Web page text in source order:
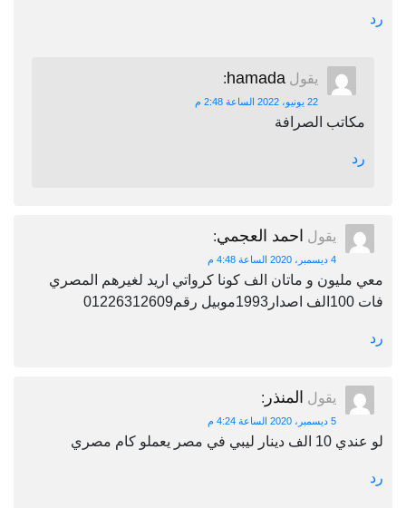
رد
يقول hamada
:
22 يونيو، 2022 الساعة 2:48 م
مكاتب الصرافة
رد
يقول احمد العجمي:
4 ديسمبر، 2020 الساعة 4:48 م
معي مليون و ماتان الف كونا كرواتي اريد لغيرهم المصري
فات 100الف اصدار1993موبيل رقم01226312609
رد
يقول المنذر :
5 ديسمبر، 2020 الساعة 4:24 م
لو عندي 10 الف دينار ليبي في مصر يعملو كام مصري
رد